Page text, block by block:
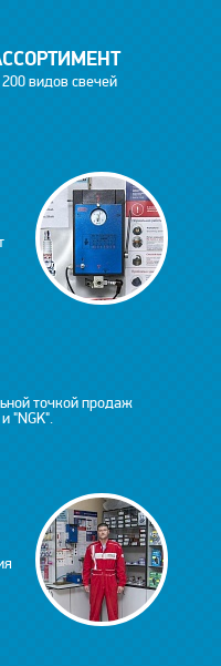
видов свечей
точкой продаж
"NGK".